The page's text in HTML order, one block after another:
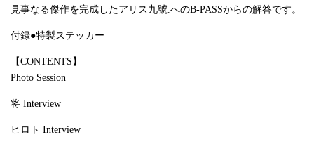
見事なる傑作を完成したアリス九號.へのB-PASSからの解答です。
付録●特製ステッカー
【CONTENTS】
Photo Session
将 Interview
ヒロト Interview